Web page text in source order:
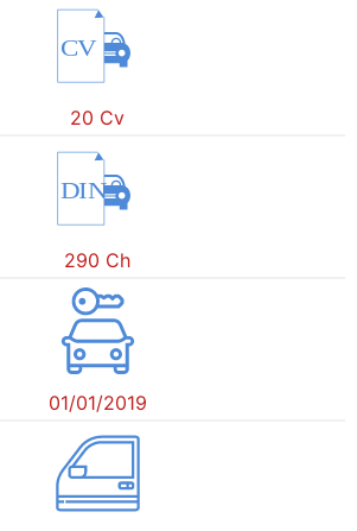
CV
20 Cv
DIN
290 Ch
01/01/2019